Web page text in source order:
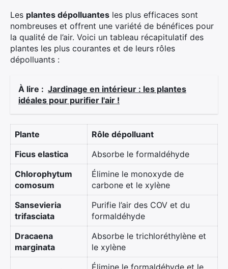
Les plantes dépolluantes les plus efficaces sont
nombreuses et offrent une variété de bénéfices pour
la qualité de l’air. Voici un tableau récapitulatif des
plantes les plus courantes et de leurs rôles
dépolluants :
À lire : Jardinage en intérieur : les plantes
idéales pour purifier l'air !
Plante
Rôle dépolluant
Ficus elastica
Absorbe le formaldéhyde
Chlorophytum
comosum
Élimine le monoxyde de
carbone et le xylène
Sansevieria
trifasciata
Purifie l’air des COV et du
formaldéhyde
Dracaena
marginata
Absorbe le trichloréthylène et
le xylène
Rechercher
: